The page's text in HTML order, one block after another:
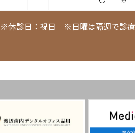
※休診日：祝日 ※日曜は隔週で診療